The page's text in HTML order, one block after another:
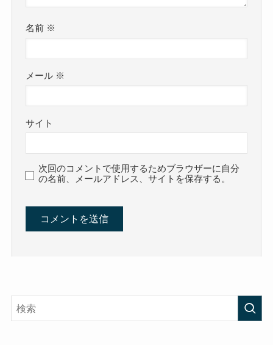
名前 ※
メール ※
サイト
次回のコメントで使用するためブラウザーに自分
の名前、メールアドレス、サイトを保存する。